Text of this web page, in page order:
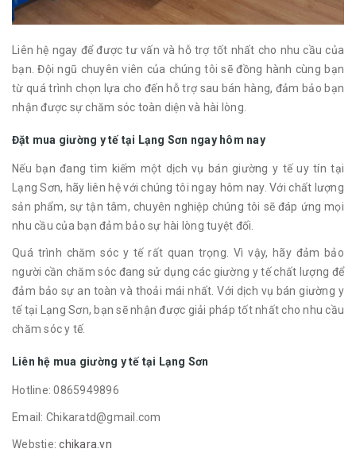
Liên hệ ngay để được tư vấn và hỗ trợ tốt nhất cho nhu cầu của
bạn. Đội ngũ chuyên viên của chúng tôi sẽ đồng hành cùng bạn
từ quá trình chọn lựa cho đến hỗ trợ sau bán hàng, đảm bảo bạn
nhận được sự chăm sóc toàn diện và hài lòng.
Đặt mua giường y tế tại Lạng Sơn ngay hôm nay
Nếu bạn đang tìm kiếm một dịch vụ bán giường y tế uy tín tại
Lạng Sơn, hãy liên hệ với chúng tôi ngay hôm nay. Với chất lượng
sản phẩm, sự tận tâm, chuyên nghiệp chúng tôi sẽ đáp ứng mọi
nhu cầu của bạn đảm bảo sự hài lòng tuyệt đối.
Quá trình chăm sóc y tế rất quan trọng. Vì vậy, hãy đảm bảo
người cần chăm sóc đang sử dụng các giường y tế chất lượng để
đảm bảo sự an toàn và thoải mái nhất. Với dịch vụ bán giường y
tế tại Lạng Sơn, bạn sẽ nhận được giải pháp tốt nhất cho nhu cầu
chăm sóc y tế.
Liên hệ mua giường y tế tại Lạng Sơn
Hotline: 0865949896
Email: Chikaratd@gmail.com
Webstie:chikara.vn